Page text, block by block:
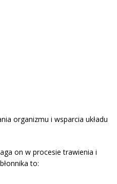
organizmu i wsparcia układu
on w procesie trawienia i
to: